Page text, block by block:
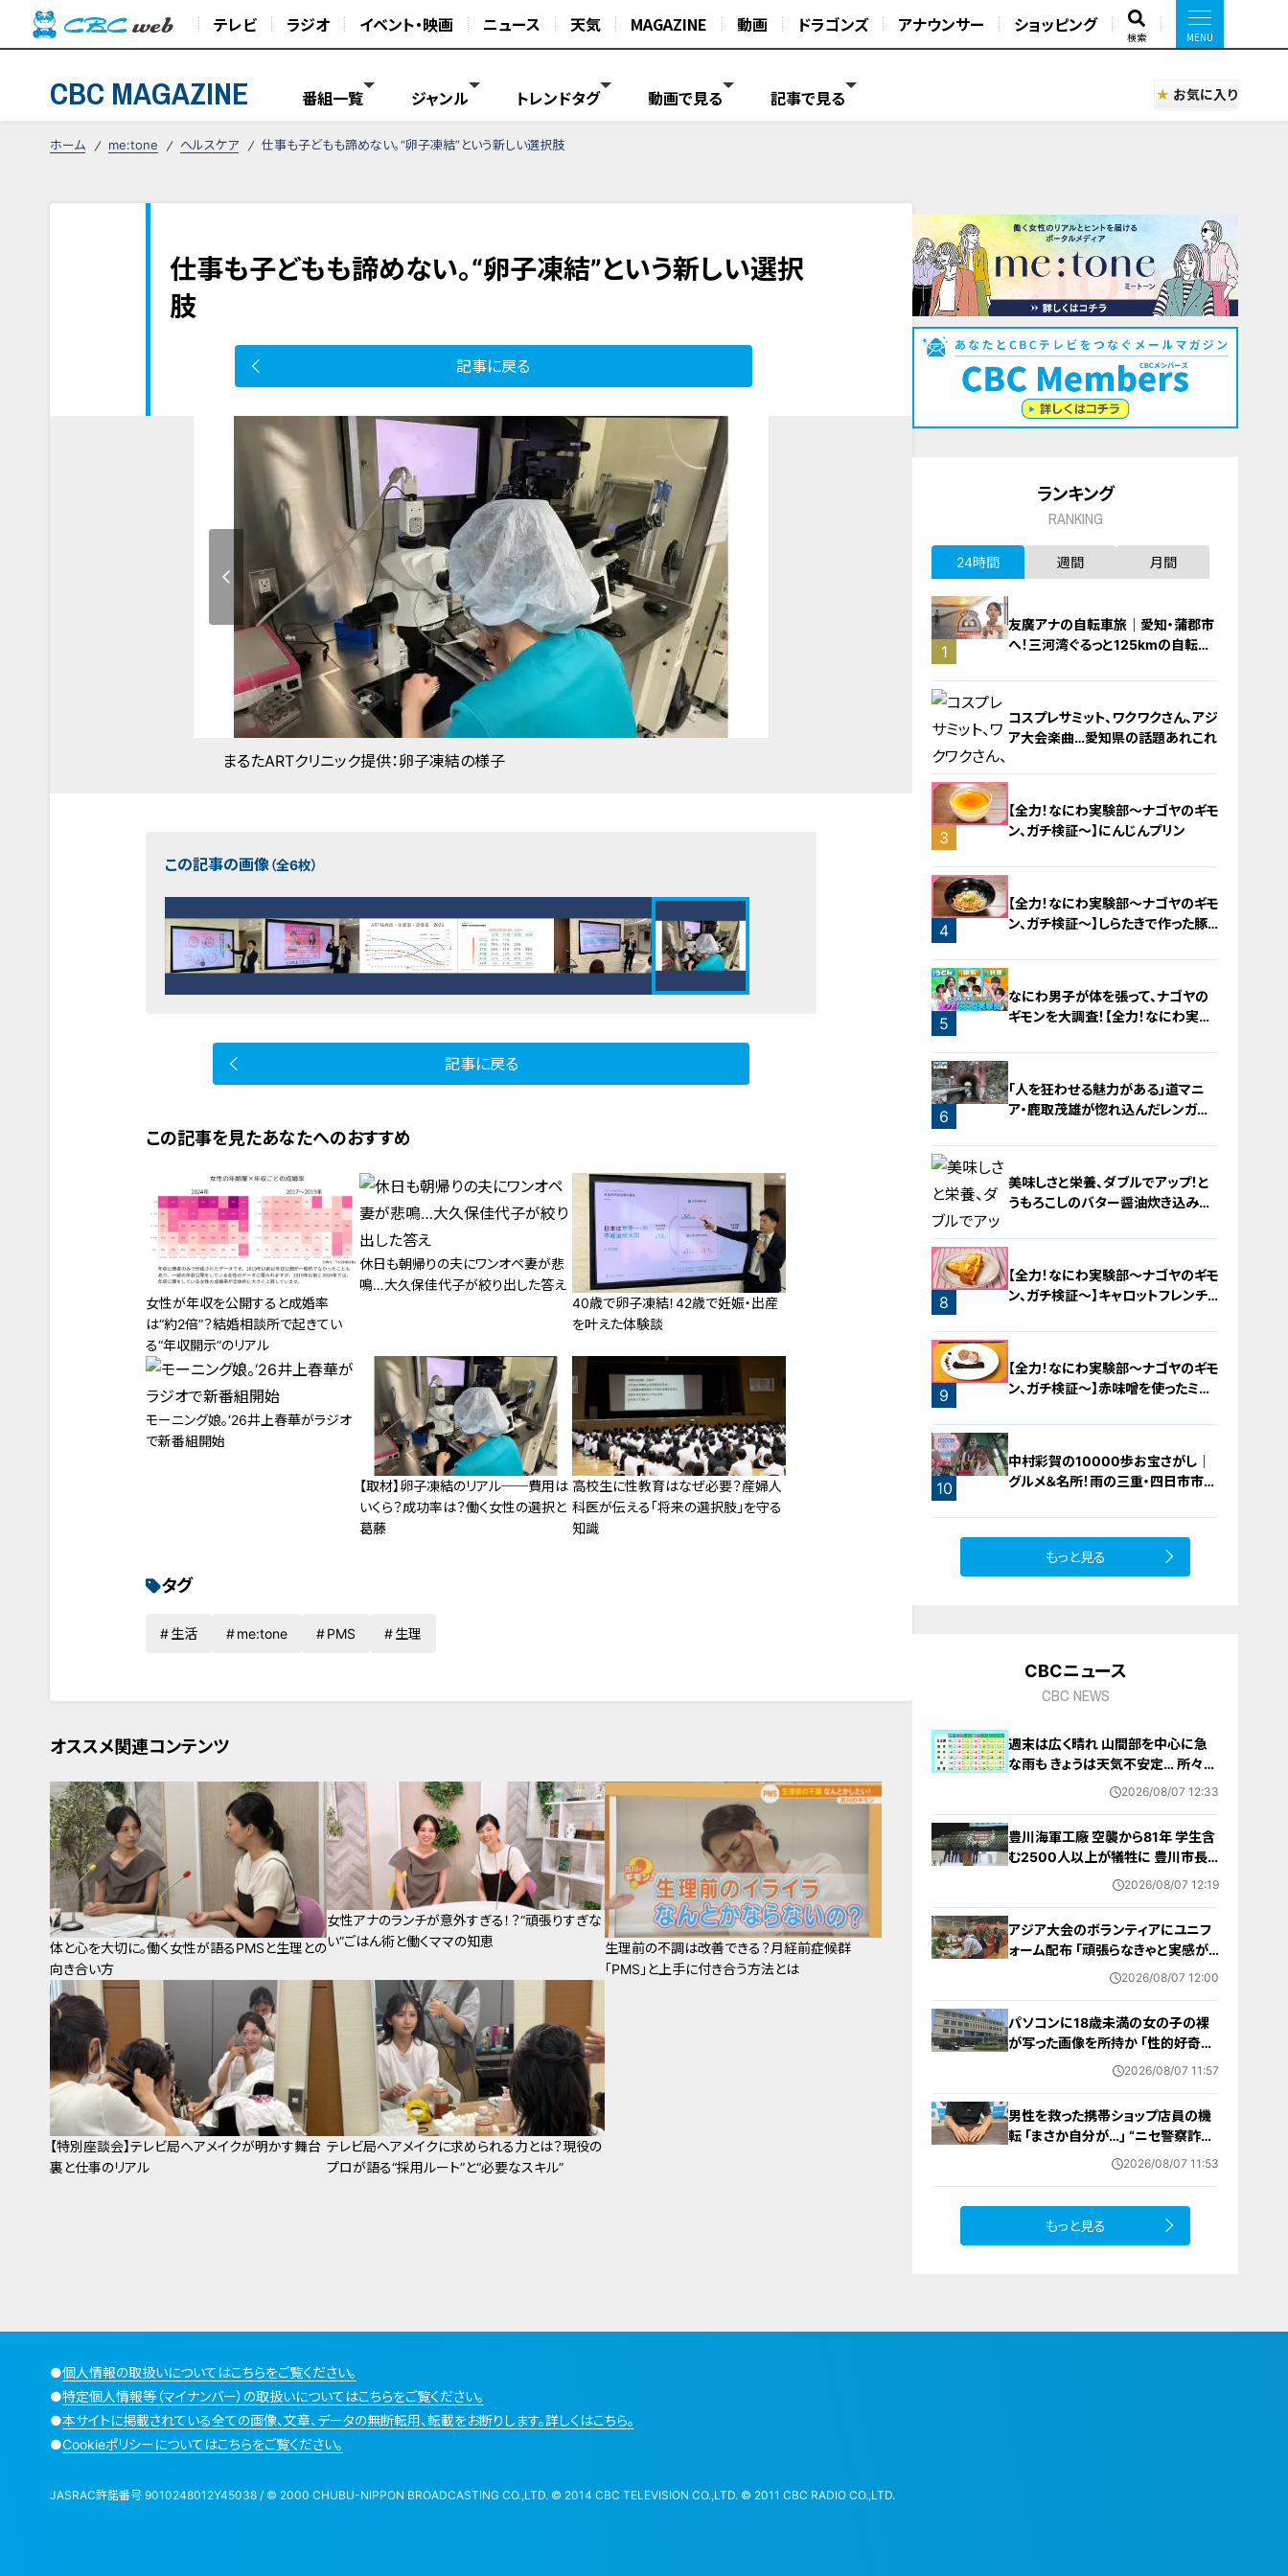
テレビ ラジオ イベント・映画 ニュース 天気 MAGAZINE 動画 ドラゴンズ アナウンサー ショッピング
検索
CBC MAGAZINE 番組一覧 ジャンル トレンドタグ 動画で見る 記事で見る お気に入り
ホーム me:tone ヘルスケア 仕事も子どもも諦めない。“卵子凍結”という新しい選択肢
仕事も子どもも諦めない。“卵子凍結”という新しい選択
肢
記事に戻る
まるたARTクリニック提供：卵子凍結の様子
この記事の画像（全6枚）
記事に戻る
この記事を見たあなたへのおすすめ
女性が年収を公開すると成婚率
は“約2倍”？結婚相談所で起きてい
る“年収開示”のリアル
休日も朝帰りの夫にワンオペ妻が悲
鳴…大久保佳代子が絞り出した答え
40歳で卵子凍結！42歳で妊娠・出産
を叶えた体験談
モーニング娘。‘26井上春華がラジオ
で新番組開始
【取材】卵子凍結のリアル──費用は
いくら？成功率は？働く女性の選択と
葛藤
高校生に性教育はなぜ必要？産婦人
科医が伝える「将来の選択肢」を守る
知識
タグ
生活 me:tone PMS 生理
オススメ関連コンテンツ
体と心を大切に。働く女性が語るPMSと生理との
向き合い方
女性アナのランチが意外すぎる！？“頑張りすぎな
い”ごはん術と働くママの知恵
生理前の不調は改善できる？月経前症候群
「PMS」と上手に付き合う方法とは
【特別座談会】テレビ局ヘアメイクが明かす舞台
裏と仕事のリアル
テレビ局ヘアメイクに求められる力とは？現役の
プロが語る“採用ルート”と“必要なスキル”
ランキング
RANKING
24時間 週間 月間
1
友廣アナの自転車旅｜愛知・蒲郡市
へ！三河湾ぐるっと125kmの自転車
2
コスプレサミット、ワクワクさん、アジ
ア大会楽曲…愛知県の話題あれこれ
3
【全力！なにわ実験部～ナゴヤのギモ
ン、ガチ検証～】にんじんプリン
4
【全力！なにわ実験部～ナゴヤのギモ
ン、ガチ検証～】しらたきで作った豚
5
なにわ男子が体を張って、ナゴヤの
ギモンを大調査！【全力！なにわ実験
6
「人を狂わせる魅力がある」道マニ
ア・鹿取茂雄が惚れ込んだレンガの
7
美味しさと栄養、ダブルでアップ！と
うもろこしのバター醤油炊き込みご
8
【全力！なにわ実験部～ナゴヤのギモ
ン、ガチ検証～】キャロットフレンチ
9
【全力！なにわ実験部～ナゴヤのギモ
ン、ガチ検証～】赤味噌を使ったミル
10
中村彩賀の10000歩お宝さがし｜
グルメ＆名所！雨の三重・四日市市で
もっと見る
CBCニュース
CBC NEWS
週末は広く晴れ 山間部を中心に急
な雨も きょうは天気不安定… 所々で
雨予想 愛知･名古屋･岐阜･三重の天
2026/08/07 12:33
豊川海軍工廠 空襲から81年 学生含
む2500人以上が犠牲に 豊川市長
｢恒久平和に向けて全力を尽くす｣ 平
2026/08/07 12:19
アジア大会のボランティアにユニフ
ォーム配布 ｢頑張らなきゃと実感が
湧いた｣ 名古屋･中区の愛知県体育
2026/08/07 12:00
パソコンに18歳未満の女の子の裸
が写った画像を所持か ｢性的好奇心
を満たす目的｣ 小学校講師の38歳
2026/08/07 11:57
男性を救った携帯ショップ店員の機
転 ｢まさか自分が…｣ “ニセ警察詐
欺”を間一髪で防ぐ 被害者が語る事
2026/08/07 11:53
もっと見る
●個人情報の取扱いについてはこちらをご覧ください。
●特定個人情報等（マイナンバー）の取扱いについてはこちらをご覧ください。
●本サイトに掲載されている全ての画像、文章、データの無断転用、転載をお断りします。詳しくはこちら。
●Cookieポリシーについてはこちらをご覧ください。
JASRAC許諾番号 9010248012Y45038 / © 2000 CHUBU-NIPPON BROADCASTING CO.,LTD. © 2014 CBC TELEVISION CO.,LTD. © 2011 CBC RADIO CO.,LTD.